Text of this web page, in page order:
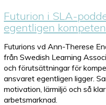
Futurion i SLA-
egentligen
Futurions vd Ann-Therese
från Swedish Learning
och förutsättningar för
ansvaret egentligen ligger.
motivation, lärmiljö och så
arbetsmarknad.